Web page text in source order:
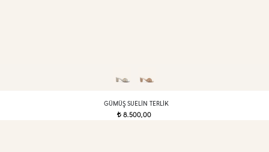
GÜMÜŞ SUELIN TERLIK
t8.500,00